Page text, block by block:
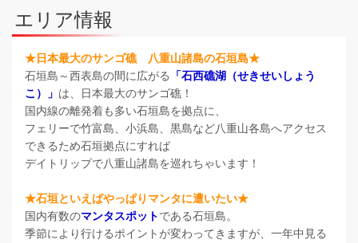
エリア情報
★日本最大のサンゴ礁 八重山諸島の石垣島★
石垣島～西表島の間に広がる
「石西礁湖（せきせいしょう
こ）」 は、日本最大のサンゴ礁！
国内線の離発着も多い石垣島を拠点に、
フェリーで竹富島、小浜島、黒島など八重山各島へアクセス
できるため石垣拠点にすれば
デイトリップで八重山諸島を巡れちゃいます！
★石垣といえばやっぱりマンタに遭いたい★
国内有数のマンタスポットである石垣島。
季節により行けるポイントが変わってきますが、一年中見る